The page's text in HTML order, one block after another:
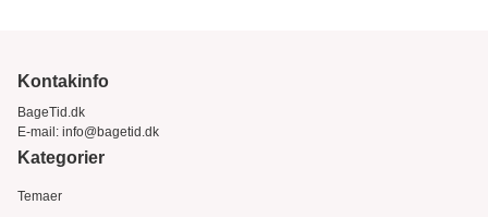
Kontakinfo
BageTid.dk
E-mail: info@bagetid.dk
Kategorier
Temaer